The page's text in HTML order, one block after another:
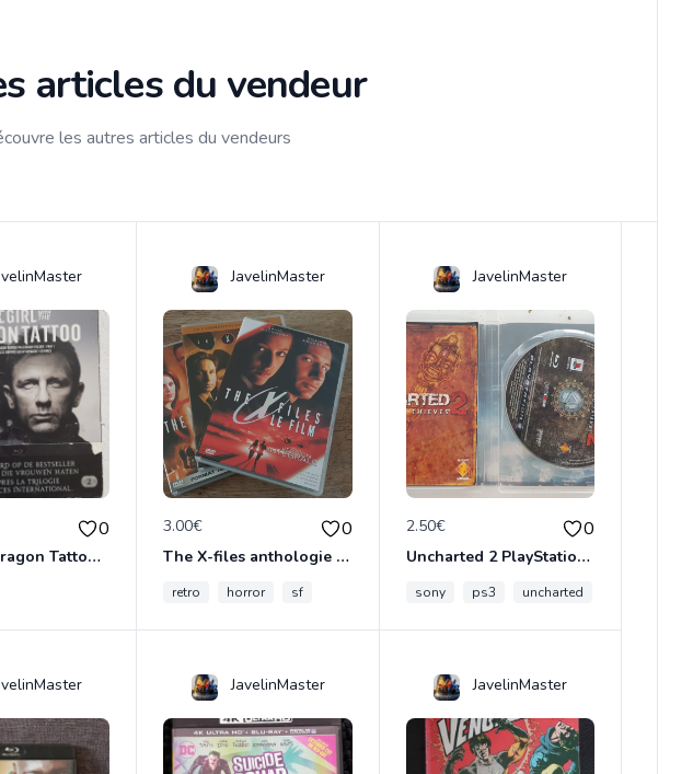
articles du vendeur
les autres articles du vendeurs
0
The Girl Dragon Tattoo - Blu-Ray
JavelinMaster
3.00€ 0
The X-files anthologie 2 DVD
retro horror sf
JavelinMaster
2.50€ 0
Uncharted 2 PlayStation3
sony ps3 uncharted
JavelinMaster JavelinMaster